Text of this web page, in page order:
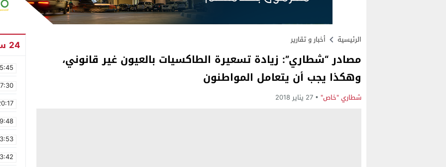
الرئيسية أخبار و تقارير
مصادر “شطاري”: زيادة تسعيرة الطاكسيات بالعيون غير قانوني،
وهكذا يجب أن يتعامل المواطنون
شطاري "خاص" 27 يناير 2018
24 ساعة